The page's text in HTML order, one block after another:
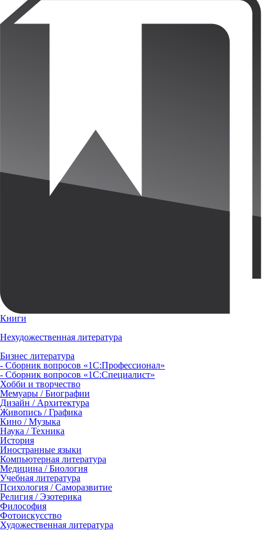
Книги
Нехудожественная литература
Бизнес литература
- Сборник вопросов «1С:Профессионал»
- Сборник вопросов «1С:Специалист»
Хобби и творчество
Мемуары / Биографии
Дизайн / Архитектура
Живопись / Графика
Кино / Музыка
Наука / Техника
История
Иностранные языки
Компьютерная литература
Медицина / Биология
Учебная литература
Психология / Саморазвитие
Религия / Эзотерика
Философия
Фотоискусство
Художественная литература